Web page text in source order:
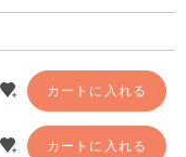
カートに入れる
カートに入れる